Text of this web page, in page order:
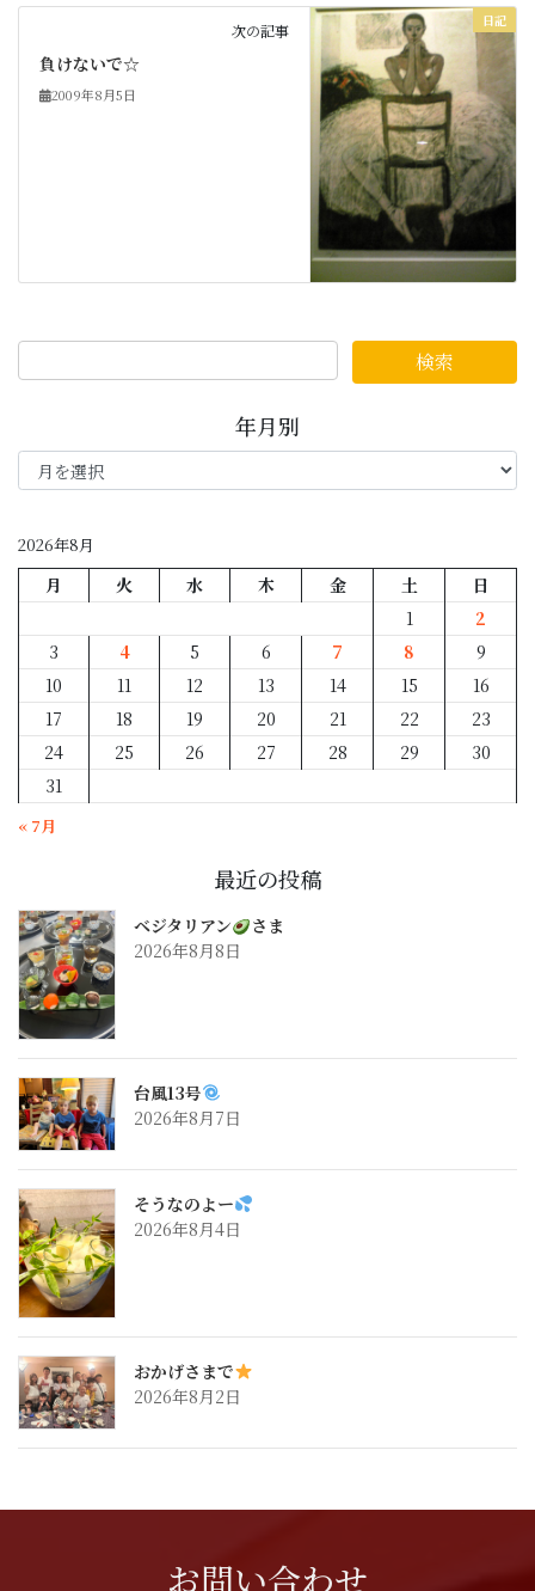
日記
次の記事
負けないで☆
2009年8月5日
年月別
年
月
2026年8月
月 火 水 木 金 土
日
1
2
3
4 5 6 7 8
9
10
11 12 13 14 15
16
17
18 19 20 21 22
23
24
25 26 27 28 29
30
31
« 7月
最近の投稿
ベジタリアン
さま
2026年8月8日
台風13号
2026年8月7日
そうなのよー
2026年8月4日
おかげさまで
2026年8月2日
お問い合わせ